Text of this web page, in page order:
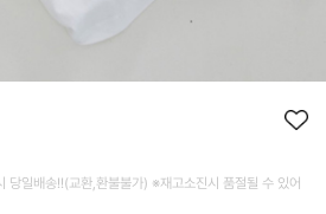
일배송!!(교환,환불불가) ※재고소진시 품절될 수 있어